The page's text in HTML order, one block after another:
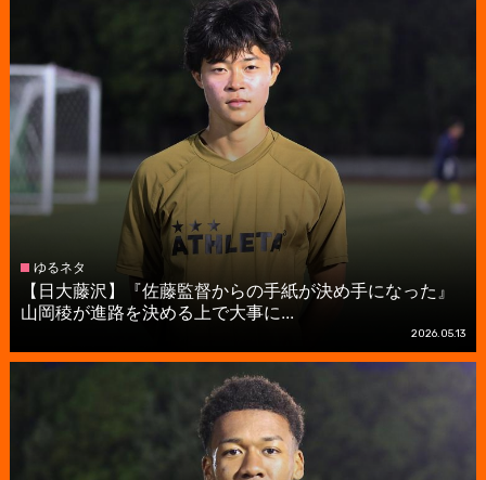
ゆるネタ
【日大藤沢】『佐藤監督からの手紙が決め手になった』
山岡稜が進路を決める上で大事に...
2026.05.13